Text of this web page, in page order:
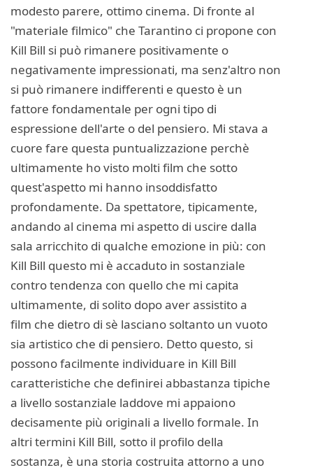
modesto parere, ottimo cinema. Di fronte al
"materiale filmico" che Tarantino ci propone con
Kill Bill si può rimanere positivamente o
negativamente impressionati, ma senz'altro non
si può rimanere indifferenti e questo è un
fattore fondamentale per ogni tipo di
espressione dell'arte o del pensiero. Mi stava a
cuore fare questa puntualizzazione perchè
ultimamente ho visto molti film che sotto
quest'aspetto mi hanno insoddisfatto
profondamente. Da spettatore, tipicamente,
andando al cinema mi aspetto di uscire dalla
sala arricchito di qualche emozione in più: con
Kill Bill questo mi è accaduto in sostanziale
contro tendenza con quello che mi capita
ultimamente, di solito dopo aver assistito a
film che dietro di sè lasciano soltanto un vuoto
sia artistico che di pensiero. Detto questo, si
possono facilmente individuare in Kill Bill
caratteristiche che definirei abbastanza tipiche
a livello sostanziale laddove mi appaiono
decisamente più originali a livello formale. In
altri termini Kill Bill, sotto il profilo della
sostanza, è una storia costruita attorno a uno